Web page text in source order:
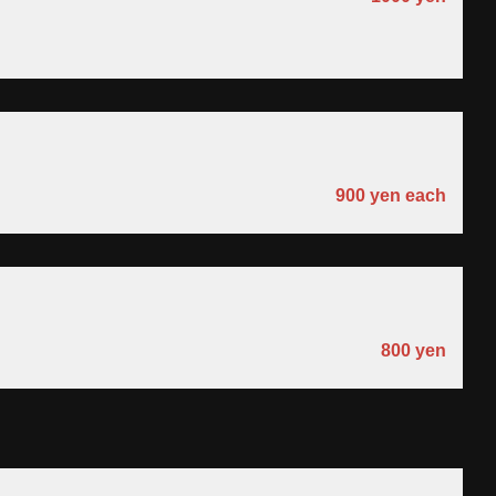
900 yen each
800 yen